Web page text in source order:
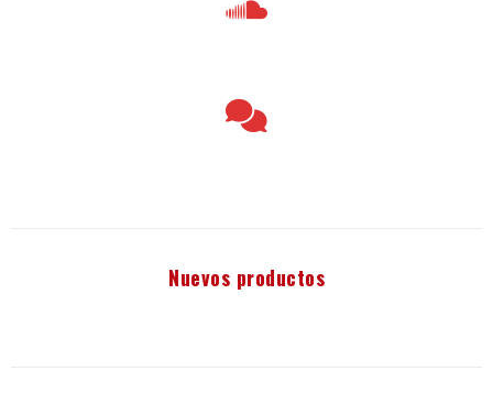
Nuevos productos